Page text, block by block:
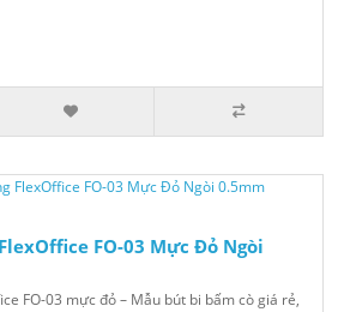
FO-03 Mực Đỏ Ngòi
FO-03 mực đỏ – Mẫu bút bi bấm cò giá rẻ,